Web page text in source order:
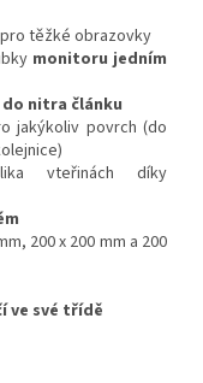
těžké obrazovky
monitoru jedním
nitra článku
jakýkoliv povrch (do
vteřinách díky
200 x 200 mm a 200
ve své třídě